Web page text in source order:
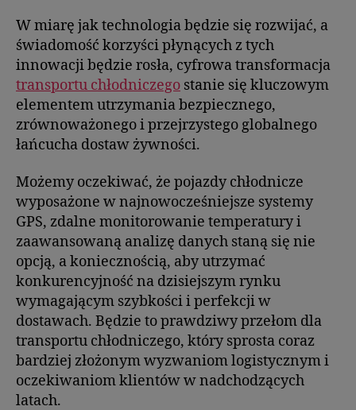
W miarę jak technologia będzie się rozwijać, a
świadomość korzyści płynących z tych
innowacji będzie rosła, cyfrowa transformacja
transportu chłodniczego stanie się kluczowym
elementem utrzymania bezpiecznego,
zrównoważonego i przejrzystego globalnego
łańcucha dostaw żywności.
Możemy oczekiwać, że pojazdy chłodnicze
wyposażone w najnowocześniejsze systemy
GPS, zdalne monitorowanie temperatury i
zaawansowaną analizę danych staną się nie
opcją, a koniecznością, aby utrzymać
konkurencyjność na dzisiejszym rynku
wymagającym szybkości i perfekcji w
dostawach. Będzie to prawdziwy przełom dla
transportu chłodniczego, który sprosta coraz
bardziej złożonym wyzwaniom logistycznym i
oczekiwaniom klientów w nadchodzących
latach.